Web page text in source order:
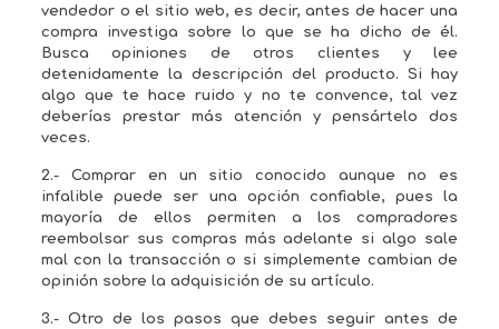
vendedor o el sitio web, es decir, antes de hacer una
compra investiga sobre lo que se ha dicho de él.
Busca opiniones de otros clientes y lee
detenidamente la descripción del producto. Si hay
algo que te hace ruido y no te convence, tal vez
deberías prestar más atención y pensártelo dos
veces.
2.- Comprar en un sitio conocido aunque no es
infalible puede ser una opción confiable, pues la
mayoría de ellos permiten a los compradores
reembolsar sus compras más adelante si algo sale
mal con la transacción o si simplemente cambian de
opinión sobre la adquisición de su artículo.
3.- Otro de los pasos que debes seguir antes de